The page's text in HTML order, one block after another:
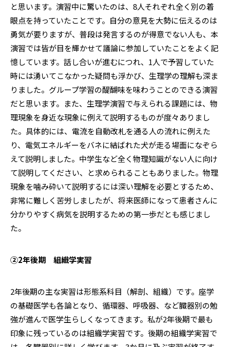
と思います。演習中に驚いたのは、8人それぞれ全く別の着
眼点を持っていたことです。自分の意見を大勢に伝えるのは
勇気が要りますが、普段は発言するのが得意でない人も、本
演習では皆が目を輝かせて議論に参加していたことをよく記
憶しています。話し合いが進むにつれ、1人で予習していた
時には湧いてこなかった疑問も浮かび、生理学の理解も深ま
りました。グループ学習の醍醐味を味わうことのできる演習
だと思います。また、生理学演習で与えられる課題には、物
理現象を身近な現象に例えて説明するものが度々ありまし
た。具体的には、電流を自動改札を通る人の流れに例えた
り、電気エネルギーをバネに結ばれた犬が走る場面になぞら
えて説明しました。中学生など全く物理知識がない人に向け
て説明してください、と求められることもありました。物理
現象を噛み砕いて説明するには深い理解を必要とするため、
非常に難しく苦労しましたが、将来医師になって患者さんに
分かりやすく病気を説明するための第一歩だとも感じまし
た。
②2年後期 組織学実習
2年後期の主な実習は形態系科目（解剖、組織）です。座学
の基礎医学も各論となり、循環器、呼吸器、など臓器別の勉
強が進んで医学生らしくなってきます。私が2年後期で最も
印象に残っているのは組織学実習です。後期の組織学実習で